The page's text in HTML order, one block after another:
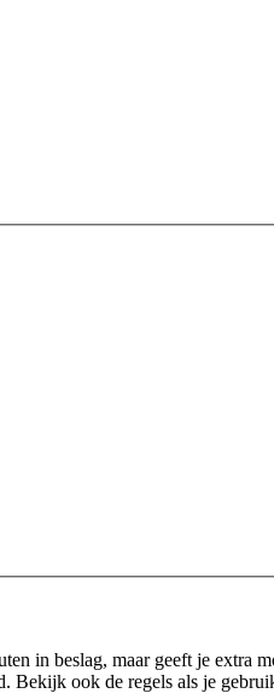
in beslag, maar geeft je extra
Bekijk ook de regels als je